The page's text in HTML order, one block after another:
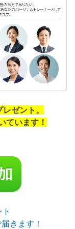
ゼント。
ています！
きます！